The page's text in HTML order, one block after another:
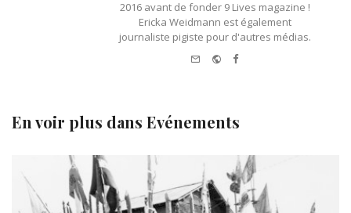
2016 avant de fonder 9 Lives magazine !
Ericka Weidmann est également
journaliste pigiste pour d'autres médias.
e-mail Website
Facebook
En voir plus dans Evénements